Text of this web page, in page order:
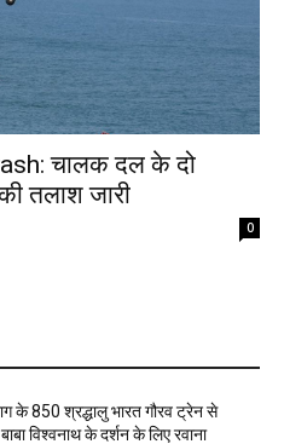
चालक दल के दो
तलाश जारी
0
के 850 श्रद्धालु भारत गौरव ट्रेन से
विश्वनाथ के दर्शन के लिए रवाना